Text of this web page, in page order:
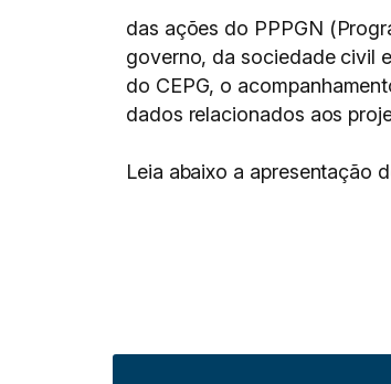
das ações do PPPGN
governo, da sociedade civil
do CEPG, o
dados relacionados aos
Leia abaixo a apresentação